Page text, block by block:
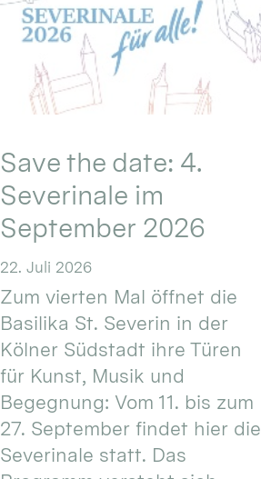
Save the date: 4.
Severinale im
September 2026
22. Juli 2026
Zum vierten Mal öffnet die
Basilika St. Severin in der
Kölner Südstadt ihre Türen
für Kunst, Musik und
Begegnung: Vom 11. bis zum
27. September findet hier die
Severinale statt. Das